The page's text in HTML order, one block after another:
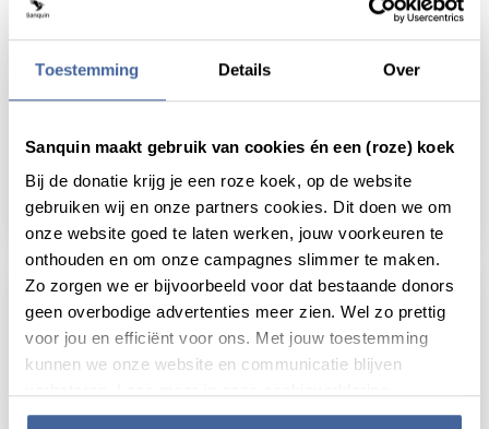
Toestemming Details Over
Sanquin maakt gebruik van cookies én een (roze) koek
Bij de donatie krijg je een roze koek, op de website
gebruiken wij en onze partners cookies. Dit doen we om
onze website goed te laten werken, jouw voorkeuren te
onthouden en om onze campagnes slimmer te maken.
Zo zorgen we er bijvoorbeeld voor dat bestaande donors
geen overbodige advertenties meer zien. Wel zo prettig
voor jou en efficiënt voor ons. Met jouw toestemming
kunnen we onze website en communicatie blijven
Eén bloeddonatie spaart 500
konijnen
Nieuws 28 november 2019
lees nieuwsover eén bloeddonatie spaart 500 konijnen